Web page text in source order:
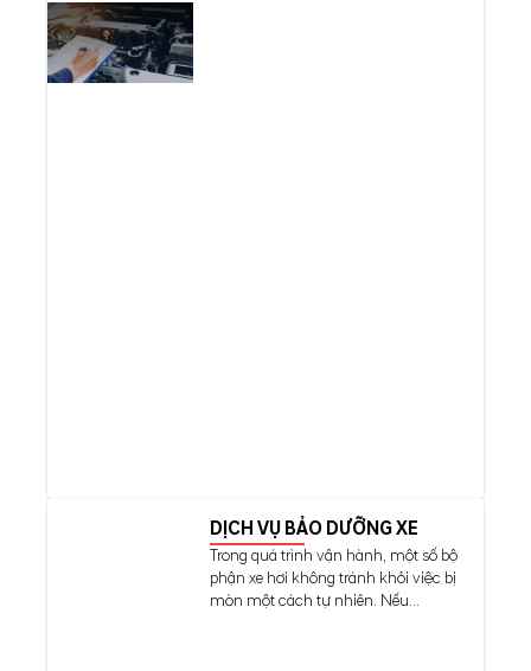
DỊCH VỤ BẢO DƯỠNG XE
Trong quá trình vận hành, một số bộ
phận xe hơi không tránh khỏi việc bị
mòn một cách tự nhiên. Nếu...